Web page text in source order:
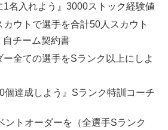
1名入れよう』3000ストック経験値
カウトで選手を合計50人スカウト
自チーム契約書
ー全ての選手をSランク以上にしよ
個達成しよう』Sランク特訓コーチ
ントオーダーを（全選手Sランク